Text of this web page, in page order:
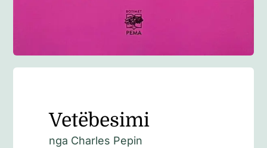
Vetëbesimi
nga Charles Pepin